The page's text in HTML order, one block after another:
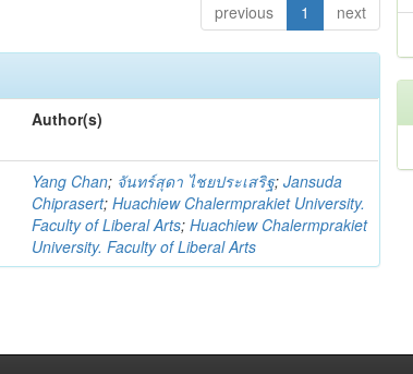
previous 1 next
Author(s)
Yang Chan; จันทร์สุดา ไชยประเสริฐ;Jansuda
Chiprasert;Huachiew Chalermprakiet University.
Faculty of Liberal Arts;Huachiew Chalermprakiet
University. Faculty of Liberal Arts